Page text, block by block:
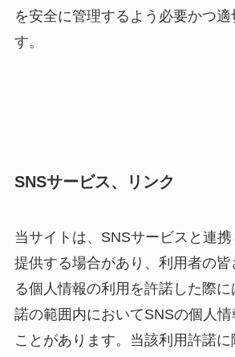
を安全に管理するよう必要かつ適
す。
SNSサービス、リンク
当サイトは、SNSサービスと連
提供する場合があり、利用者の皆
る個人情報の利用を許諾した際
諾の範囲内においてSNSの個人
ことがあります。当該利用許諾